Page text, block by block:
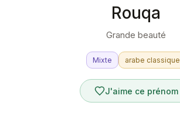
Rouqa
Grande beauté
Mixte arabe classique
J'aime ce prénom